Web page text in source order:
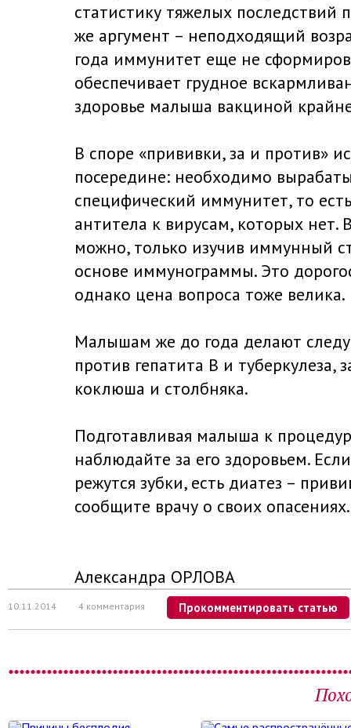
статистику тяжелых последствий
же аргумент – неподходящий
года иммунитет еще не
обеспечивает грудное
здоровье малыша вакциной
В споре «прививки, за и против»
посередине: необходимо
специфический иммунитет, то
антитела к вирусам, которых нет.
можно, только изучив иммунный
основе иммунограммы. Это
однако цена вопроса тоже велика.
Малышам же до года делают
против гепатита В и туберкулеза,
коклюша и столбняка.
Подготавливая малыша к
наблюдайте за его здоровьем.
режутся зубки, есть диатез –
сообщите врачу о своих опасениях.
Александра ОРЛОВА
10.11.2014 4 комментария Прокомментировать статью